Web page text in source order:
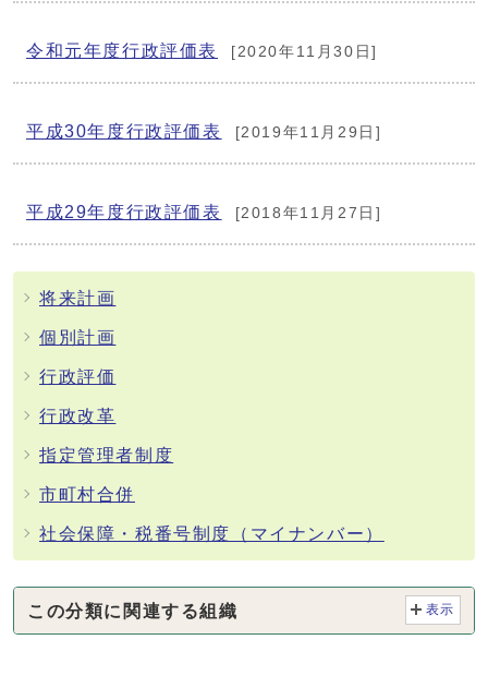
令和元年度行政評価表 [2020年11月30日]
平成30年度行政評価表 [2019年11月29日]
平成29年度行政評価表 [2018年11月27日]
将来計画
個別計画
行政評価
行政改革
指定管理者制度
市町村合併
社会保障・税番号制度（マイナンバー）
この分類に関連する組織 表示